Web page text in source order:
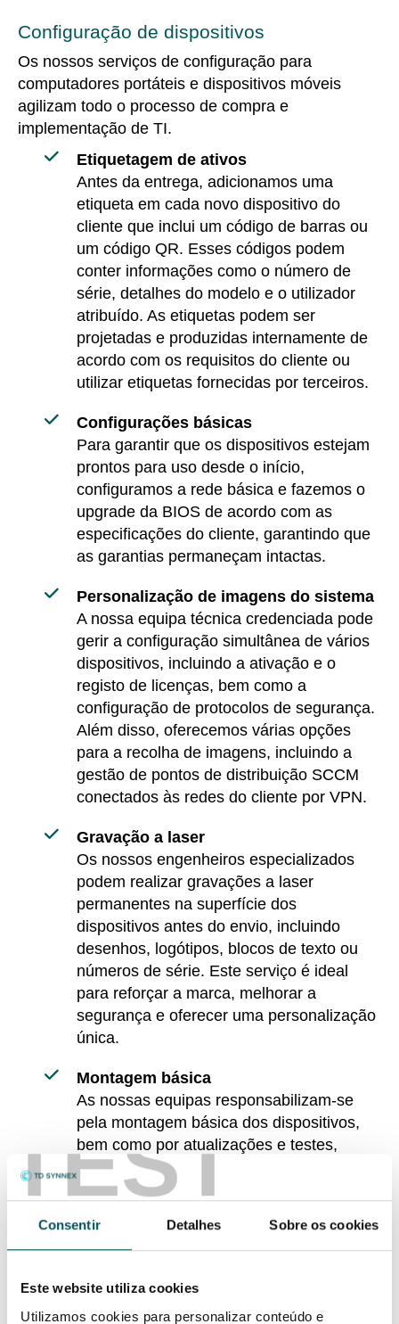
TEST
Consentir Detalhes Sobre os cookies
Este website utiliza cookies
Utilizamos cookies para personalizar conteúdo e
Configuração de dispositivos
Os nossos serviços de configuração para
computadores portáteis e dispositivos móveis
agilizam todo o processo de compra e
implementação de TI.
Etiquetagem de ativos
Antes da entrega, adicionamos uma
etiqueta em cada novo dispositivo do
cliente que inclui um código de barras ou
um código QR. Esses códigos podem
conter informações como o número de
série, detalhes do modelo e o utilizador
atribuído. As etiquetas podem ser
projetadas e produzidas internamente de
acordo com os requisitos do cliente ou
utilizar etiquetas fornecidas por terceiros.
Configurações básicas
Para garantir que os dispositivos estejam
prontos para uso desde o início,
configuramos a rede básica e fazemos o
upgrade da BIOS de acordo com as
especificações do cliente, garantindo que
as garantias permaneçam intactas.
Personalização de imagens do sistema
A nossa equipa técnica credenciada pode
gerir a configuração simultânea de vários
dispositivos, incluindo a ativação e o
registo de licenças, bem como a
configuração de protocolos de segurança.
Além disso, oferecemos várias opções
para a recolha de imagens, incluindo a
gestão de pontos de distribuição SCCM
conectados às redes do cliente por VPN.
Gravação a laser
Os nossos engenheiros especializados
podem realizar gravações a laser
permanentes na superfície dos
dispositivos antes do envio, incluindo
desenhos, logótipos, blocos de texto ou
números de série. Este serviço é ideal
para reforçar a marca, melhorar a
segurança e oferecer uma personalização
única.
Montagem básica
As nossas equipas responsabilizam-se
pela montagem básica dos dispositivos,
bem como por atualizações e testes,
seguindo as melhores práticas e padrões
do fornecedor. Estes serviços incluem
aplicações predefinidas do fabricante ou
com as soluções preferidas da TD
SYNNEX, além da captura e relatório de